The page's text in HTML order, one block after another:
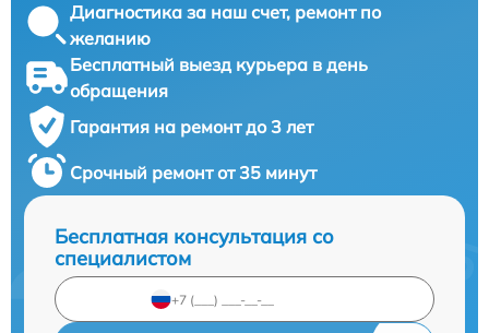
Диагностика за наш счет, ремонт по
желанию
Бесплатный выезд курьера в день
обращения
Гарантия на ремонт до 3 лет
Срочный ремонт от 35 минут
Бесплатная консультация со
специалистом